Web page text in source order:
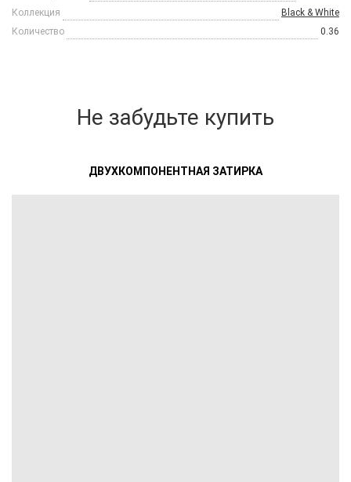
Коллекция
Black & White
Количество
0.36
Не забудьте купить
ДВУХКОМПОНЕНТНАЯ ЗАТИРКА